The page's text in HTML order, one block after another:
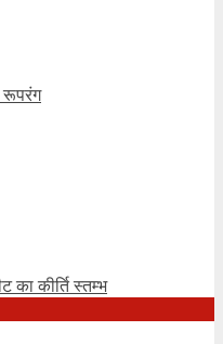
कीर्ति स्तम्भ